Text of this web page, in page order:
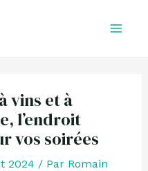
vins et à
l’endroit
vos soirées
2024 / Par Romain